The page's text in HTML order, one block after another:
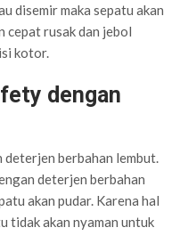
disemir maka sepatu akan
cepat rusak dan jebol
kotor.
dengan
deterjen berbahan lembut.
deterjen berbahan
akan pudar. Karena hal
tidak akan nyaman untuk